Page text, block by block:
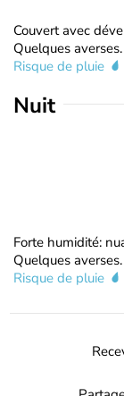
Couvert avec
Quelques averses.
Risque de pluie
Nuit
Forte humidité:
Quelques averses.
Risque de pluie